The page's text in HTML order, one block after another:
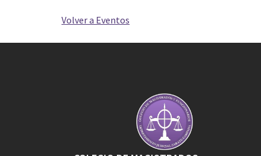
Volver a Eventos